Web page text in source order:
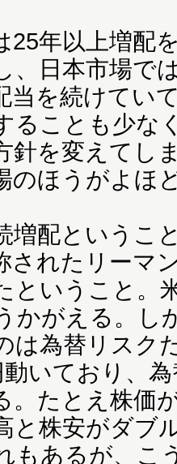
25年以上増配
、日本市場で
当を続けてい
ることも少な
針を変えてし
のほうがよほ
配というこ
されたリーマ
ということ。
かがえる。し
は為替リスク
いており、
。たとえ株価
と株安がダブ
もあるが、こ